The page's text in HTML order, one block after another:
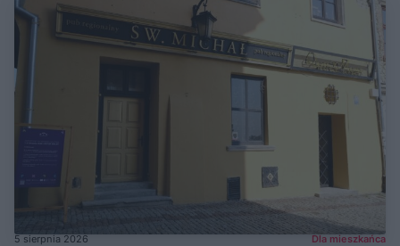
5 sierpnia 2026 Dla mieszkańca